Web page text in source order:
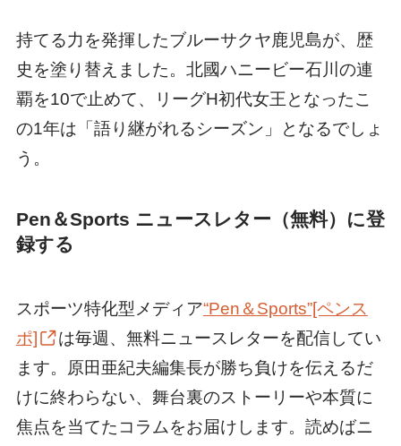
持てる力を発揮したブルーサクヤ鹿児島が、歴
史を塗り替えました。北國ハニービー石川の連
覇を10で止めて、リーグH初代女王となったこ
の1年は「語り継がれるシーズン」となるでしょ
う。
Pen＆Sports ニュースレター（無料）に登
録する
スポーツ特化型メディア“Pen＆Sports”[ペンス
ポ]
は毎週、無料ニュースレターを配信してい
ます。原田亜紀夫編集長が勝ち負けを伝えるだ
けに終わらない、舞台裏のストーリーや本質に
焦点を当てたコラムをお届けします。読めばニ